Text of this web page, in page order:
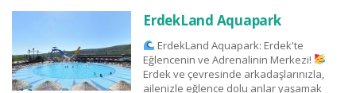
ErdekLand Aquapark
ErdekLand Aquapark: Erdek'te
Eğlencenin ve Adrenalinin Merkezi!
Erdek ve çevresinde arkadaşlarınızla,
ailenizle eğlence dolu anlar yaşamak